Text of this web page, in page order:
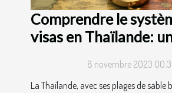
Comprendre le
visas en Thaïlande:
8 novembre 2023
La Thaïlande, avec ses plages de sable